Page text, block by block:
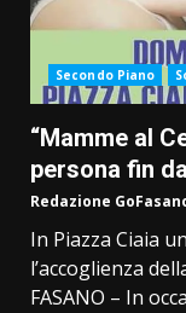
Secondo Piano
“Mamme al
persona fin
Redazione
In Piazza Ciaia
l’accoglienza
FASANO – In